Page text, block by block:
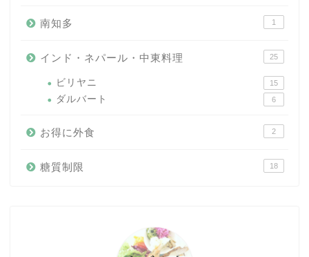
南知多 1
インド・ネパール・中東料理 25
ビリヤニ 15
ダルバート 6
お得に外食 2
糖質制限 18